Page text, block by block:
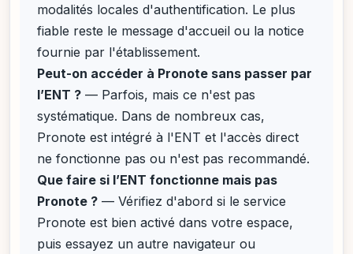
modalités locales d'authentification. Le plus
fiable reste le message d'accueil ou la notice
fournie par l'établissement.
Peut-on accéder à Pronote sans passer par
l’ENT ? — Parfois, mais ce n'est pas
systématique. Dans de nombreux cas,
Pronote est intégré à l'ENT et l'accès direct
ne fonctionne pas ou n'est pas recommandé.
Que faire si l’ENT fonctionne mais pas
Pronote ? — Vérifiez d'abord si le service
Pronote est bien activé dans votre espace,
puis essayez un autre navigateur ou